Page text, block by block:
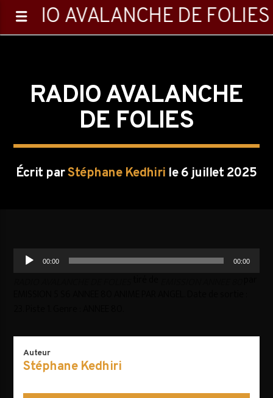
RADIO AVALANCHE DE FOLIES
AVALANCHE DE FOLIES
RADIO AVALANCHE
DE FOLIES
Écrit parStéphane Kedhiri le 6 juillet 2025
Lecteur
audio
00:00 00:00
Auteur
Stéphane Kedhiri